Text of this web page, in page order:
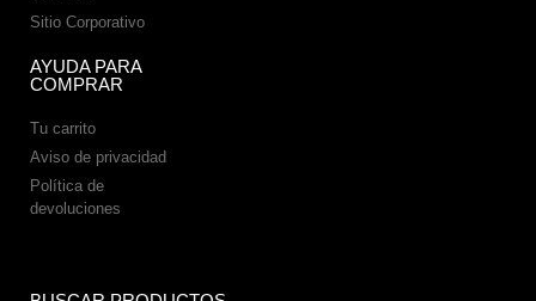
Sitio Corporativo
AYUDA PARA
COMPRAR
Tu carrito
Aviso de privacidad
Política de
devoluciones